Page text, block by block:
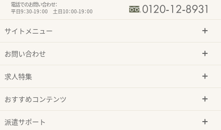
電話でのお問い合わせ：
平日9：30-19：00 土日10：00-19：00
サイトメニュー
お問い合わせ
求人特集
おすすめコンテンツ
派遣サポート